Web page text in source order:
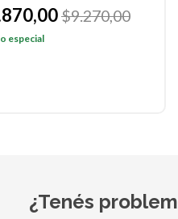
$9.270,00
especial
¿Tenés